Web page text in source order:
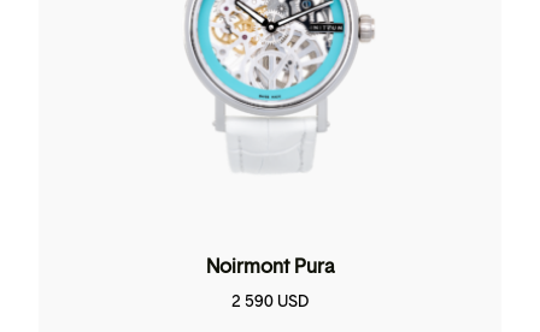
Noirmont Pura
2 590 USD